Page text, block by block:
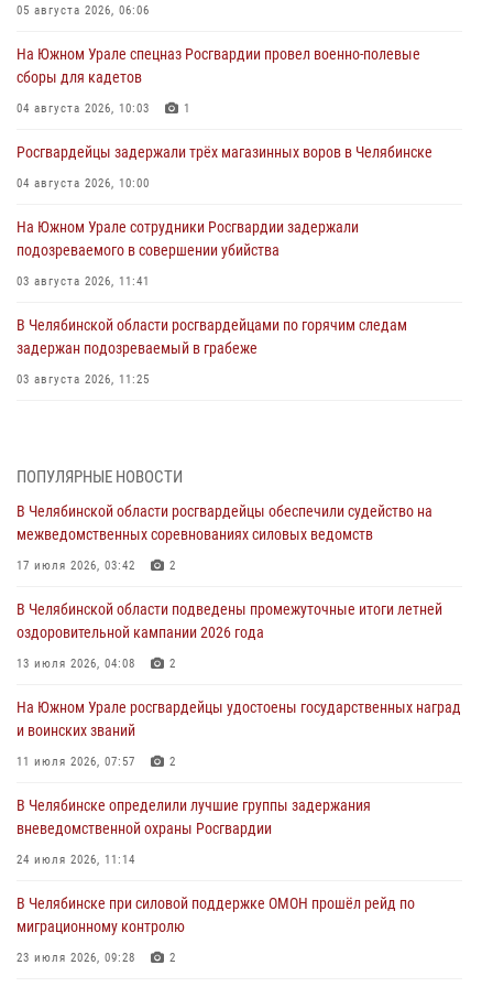
05 августа 2026, 06:06
На Южном Урале спецназ Росгвардии провел военно-полевые
сборы для кадетов
04 августа 2026, 10:03 1
Росгвардейцы задержали трёх магазинных воров в Челябинске
04 августа 2026, 10:00
На Южном Урале сотрудники Росгвардии задержали
подозреваемого в совершении убийства
03 августа 2026, 11:41
В Челябинской области росгвардейцами по горячим следам
задержан подозреваемый в грабеже
03 августа 2026, 11:25
03 августа 2026, 09:22 1
Авиация Росгвардии совершила более 250 санитарных вылетов в
Донецкой Народной Республике
31 июля 2026, 11:33
Росгвардия обеспечивает безопасность граждан на южном
направлении
31 июля 2026, 11:32
В Уральском округе Росгвардии состоялось заседание
оперативного штаба
30 июля 2026, 10:53
ПОПУЛЯРНЫЕ НОВОСТИ
В Челябинской области росгвардейцы обеспечили судейство на
межведомственных соревнованиях силовых ведомств
17 июля 2026, 03:42 2
В Челябинской области подведены промежуточные итоги летней
оздоровительной кампании 2026 года
13 июля 2026, 04:08 2
На Южном Урале росгвардейцы удостоены государственных наград
и воинских званий
11 июля 2026, 07:57 2
В Челябинске определили лучшие группы задержания
вневедомственной охраны Росгвардии
24 июля 2026, 11:14
В Челябинске при силовой поддержке ОМОН прошёл рейд по
миграционному контролю
23 июля 2026, 09:28 2